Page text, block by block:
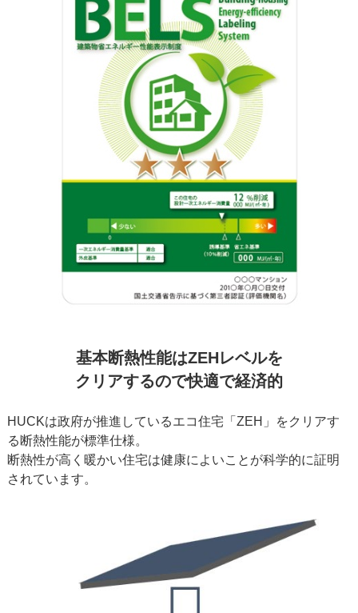
基本断熱性能はZEHレベルを
クリアするので快適で経済的
HUCKは政府が推進しているエコ住宅「ZEH」をクリアす
る断熱性能が標準仕様。
断熱性が高く暖かい住宅は健康によいことが科学的に証明
されています。